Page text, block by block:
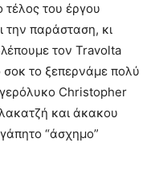
τέλος του έργου
την παράσταση, κι
τον Travolta
το ξεπερνάμε πολύ
γερόλυκο Christopher
και άκακου
“άσχημο”